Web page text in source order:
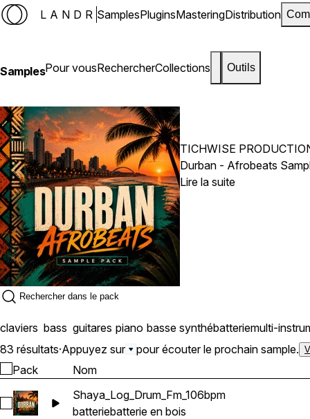
LANDR SamplesPluginsMasteringDistribution
SamplesPour vousRechercherCollections Outils
TICHWISE
Lire la suite
claviers bass guitares piano basse synthébatteriemulti-
83 résultats·Appuyez sur pour écouter le prochain sample.
Pack Nom
Sélectionnez Shaya_Log_Drum_Fm_106bpm
Shaya_Log_Drum_Fm_106bpm
batteriebatterie en bois